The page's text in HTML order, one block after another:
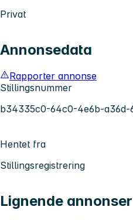
Privat
Annonsedata
Rapporter annonse
Stillingsnummer
b34335c0-64c0-4e6b-a36d-
Hentet fra
Stillingsregistrering
Lignende annonser